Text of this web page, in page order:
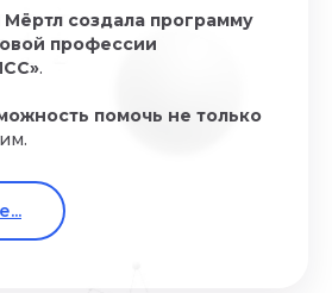
создала программу
профессии
.
помочь не только